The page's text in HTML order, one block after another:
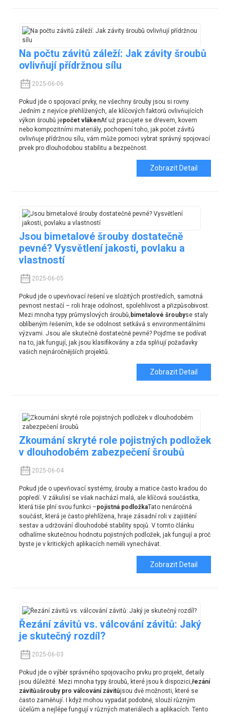
Na počtu závitů záleží: Jak závity šroubů
ovlivňují přídržnou sílu
2025-06-06
Pokud jde o spojovací prvky, ne všechny šrouby jsou si rovny.
Jedním z nejvíce přehlížených, ale klíčových faktorů ovlivňujících
výkon šroubů jepočet vlákenAť už pracujete se dřevem, kovem
nebo kompozitními materiály, pochopení toho, jak počet závitů
ovlivňuje přídržnou sílu, vám může pomoci vybrat správný spojovací
prvek pro dlouhodobou stabilitu a bezpečnost.
Zobrazit Detail
Jsou bimetalové šrouby dostatečně
pevné? Vysvětlení jakosti, povlaku a
vlastností
2025-06-05
Pokud jde o upevňovací řešení ve složitých prostředích, samotná
pevnost nestačí – roli hraje odolnost, spolehlivost a přizpůsobivost.
Mezi mnoha typy průmyslových šroubů, bimetalové šroubyse staly
oblíbeným řešením, kde se odolnost setkává s environmentálními
výzvami. Jsou ale skutečně dostatečně pevné? Pojďme se podívat
na to, jak fungují, jak jsou klasifikovány a zda splňují požadavky
vašich nejnáročnějších projektů.
Zobrazit Detail
Zkoumání skryté role pojistných podložek
v dlouhodobém zabezpečení šroubů
2025-06-04
Pokud jde o upevňovací systémy, šrouby a matice často kradou do
popředí. V zákulisí se však nachází malá, ale klíčová součástka,
která tiše plní svou funkci –pojistná podložkaTato nenáročná
součást, která je často přehlížena, hraje zásadní roli v zajištění
sestav a udržování dlouhodobé stability spojů. V tomto článku
odhalíme skutečnou hodnotu pojistných podložek, jak fungují a proč
byste je v kritických aplikacích neměli vynechávat.
Zobrazit Detail
Řezání závitů vs. válcování závitů: Jaký
je skutečný rozdíl?
2025-06-03
Pokud jde o výběr správného spojovacího prvku pro projekt, detaily
jsou důležité. Mezi mnoha typy šroubů, které jsou k dispozici, řezání
závitůašrouby pro válcování závitůjsou dvě možnosti, které se
často zaměňují. I když mohou vypadat podobně, slouží různým
účelům a nejlépe fungují v různých materiálech a aplikacích. Tento